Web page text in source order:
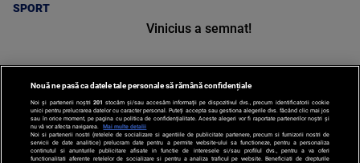
SPORT
SPORT
Vinicius a semnat!
Nouă ne pasă ca datele tale personale să rămână confidențiale
Noi și partenerii noștri 201 stocăm și/sau accesăm informații pe dispozitivul dvs., precum identificatorii cookie
unici pentru prelucrarea datelor cu caracter personal. Puteți accepta sau gestiona alegerile dvs. făcând clic mai jos
sau în orice moment, pe pagina cu politica de confidențialitate. Aceste alegeri vor fi raportate partenerilor noștri și
nu vă vor afecta navigarea.
Mai multe detalii
Noi si partenerii nostri (retelele de socializare si agentiile de publicitate partenere, precum si furnizorii nostri de
servicii de date analitice) prelucram date pentru a permite website-ului sa functioneze, pentru a personaliza
continutul si anunturile publicitare afisate in functie de interesele si/sau profilul dvs., pentru a va oferi
functionalitati aferente retelelor de socializare si pentru a analiza traficul pe website. Beneficiati de drepturile